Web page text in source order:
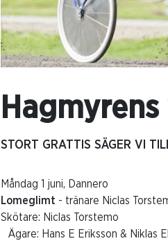
STORT GRATTIS SÄGER VI
Måndag 1 juni, Dannero
Lomeglimt - tränare Niclas
Skötare: Niclas Torstemo
Ägare: Hans E Eriksson & Niklas